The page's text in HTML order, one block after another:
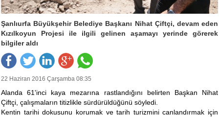
Şanlıurfa Büyükşehir Belediye Başkanı Nihat Çiftçi, devam eden
Kızılkoyun Projesi ile ilgili gelinen aşamayı yerinde görerek
bilgiler aldı
22 Haziran 2016 Çarşamba 08:35
Alanda 61'inci kaya mezarına rastlandığını belirten Başkan Nihat
Çiftçi, çalışmaların titizlikle sürdürüldüğünü söyledi.
Kentin tarihi dokusunu korumak ve tarih turizmini canlandırmak için